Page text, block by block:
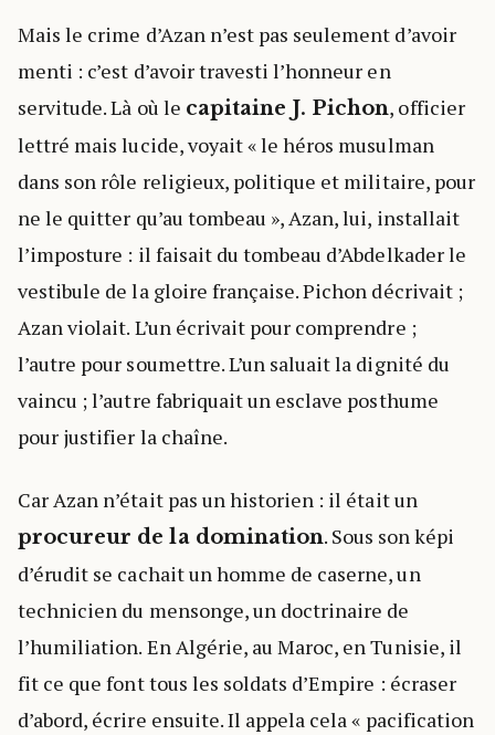
Mais le crime d’Azan n’est pas seulement d’avoir
menti : c’est d’avoir travesti l’honneur en
servitude. Là où le capitaine J. Pichon, officier
lettré mais lucide, voyait « le héros musulman
dans son rôle religieux, politique et militaire, pour
ne le quitter qu’au tombeau », Azan, lui, installait
l’imposture : il faisait du tombeau d’Abdelkader le
vestibule de la gloire française. Pichon décrivait ;
Azan violait. L’un écrivait pour comprendre ;
l’autre pour soumettre. L’un saluait la dignité du
vaincu ; l’autre fabriquait un esclave posthume
pour justifier la chaîne.
Car Azan n’était pas un historien : il était un
procureur de la domination. Sous son képi
d’érudit se cachait un homme de caserne, un
technicien du mensonge, un doctrinaire de
l’humiliation. En Algérie, au Maroc, en Tunisie, il
fit ce que font tous les soldats d’Empire : écraser
d’abord, écrire ensuite. Il appela cela « pacification